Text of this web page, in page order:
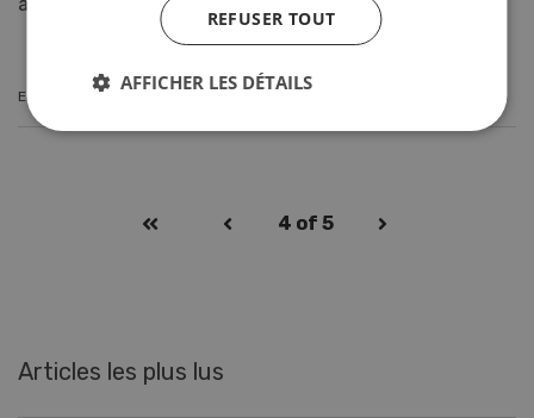
EN SAVOIR PLUS
4 of 5
Articles les plus lus
REFUSER TOUT
AFFICHER LES DÉTAILS